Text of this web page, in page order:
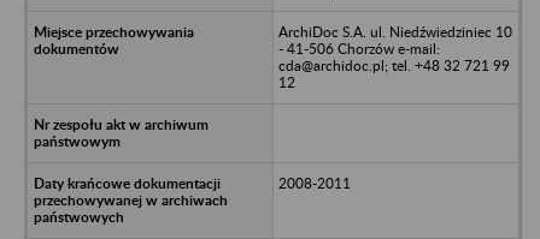
ArchiDoc S.A. ul. Niedźwiedziniec 10
- 41-506 Chorzów e-mail:
cda@archidoc.pl; tel. +48 32 721 99
12
2008-2011